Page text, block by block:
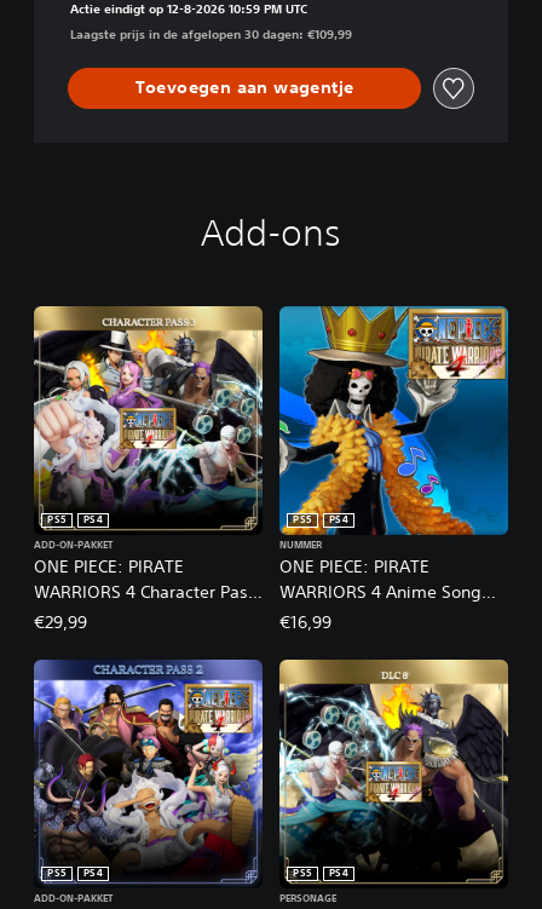
Actie eindigt op 12-8-2026 10:59 PM UTC
Laagste prijs in de afgelopen 30 dagen: €109,99
Toevoegen aan wagentje
Add-ons
ONE PIECE: PIRATE
WARRIORS 4 Character Pass
3
PS5
PS4
ADD-ON-PAKKET
€29,99
ONE PIECE: PIRATE
WARRIORS 4 Anime Song
Pack
PS5
PS4
NUMMER
€16,99
PS5
PS4
ADD-ON-PAKKET
PS5
PS4
PERSONAGE